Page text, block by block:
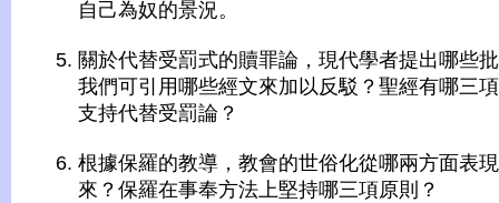
自己為奴的景況。
關於代替受罰式的贖罪論，現代學者提出哪些
我們可引用哪些經文來加以反駁？聖經有哪三
支持代替受罰論？
根據保羅的教導，教會的世俗化從哪兩方面表
來？保羅在事奉方法上堅持哪三項原則？